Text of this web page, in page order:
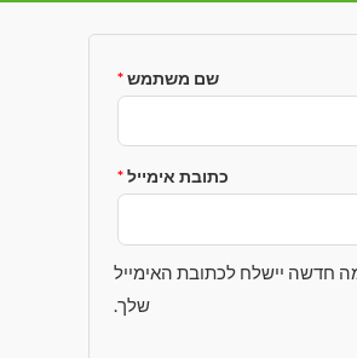
שם משתמש*
כתובת אימייל*
חדשה יישלח לכתובת האימייל
שלך.